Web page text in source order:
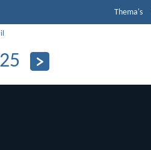
Thema's